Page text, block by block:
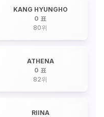
KANG HYUNGHO
0 표
80위
ATHENA
0 표
82위
RIINA